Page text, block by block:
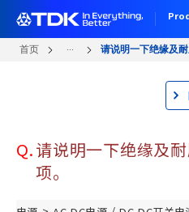
首页 ... 请说明一下绝缘及
Q.请说明一下绝缘及
项。